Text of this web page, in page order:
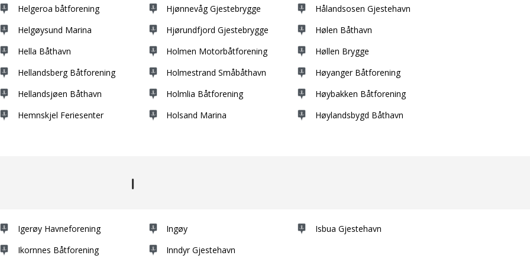
Helgeroa båtforening
Helgøysund Marina
Hella Båthavn
Hellandsberg Båtforening
Hellandsjøen Båthavn
Hemnskjel Feriesenter
Hjønnevåg Gjestebrygge
Hjørundfjord Gjestebrygge
Holmen Motorbåtforening
Holmestrand Småbåthavn
Holmlia Båtforening
Holsand Marina
Hålandsosen Gjestehavn
Hølen Båthavn
Høllen Brygge
Høyanger Båtforening
Høybakken Båtforening
Høylandsbygd Båthavn
I
Igerøy Havneforening
Ikornnes Båtforening
Ingøy
Inndyr Gjestehavn
Isbua Gjestehavn